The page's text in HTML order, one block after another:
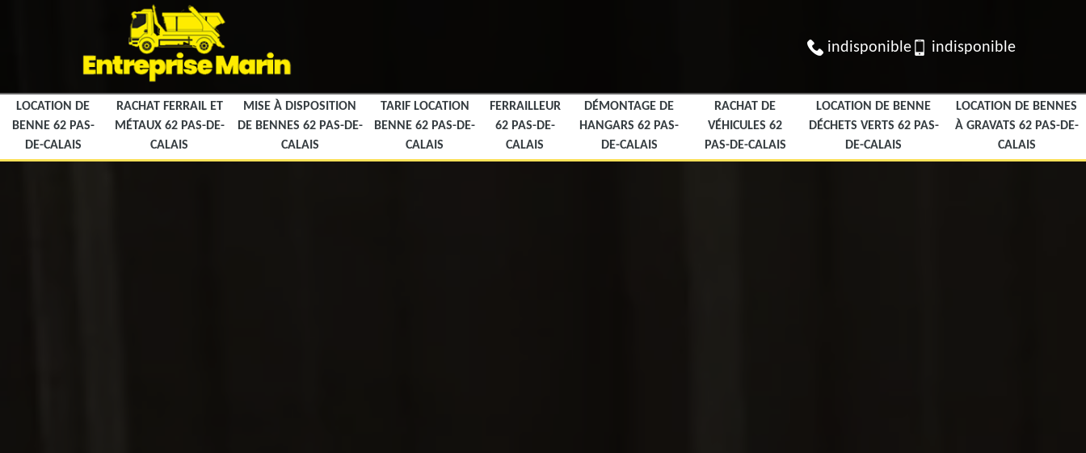
indisponible indisponible
LOCATION DE
BENNE 62 PAS-
DE-CALAIS
RACHAT FERRAIL ET
MÉTAUX 62 PAS-DE-
CALAIS
MISE À DISPOSITION
DE BENNES 62 PAS-DE-
CALAIS
TARIF LOCATION
BENNE 62 PAS-DE-
CALAIS
FERRAILLEUR
62 PAS-DE-
CALAIS
DÉMONTAGE DE
HANGARS 62 PAS-
DE-CALAIS
RACHAT DE
VÉHICULES 62
PAS-DE-CALAIS
LOCATION DE BENNE
DÉCHETS VERTS 62 PAS-
DE-CALAIS
LOCATION DE BENNES
À GRAVATS 62 PAS-DE-
CALAIS